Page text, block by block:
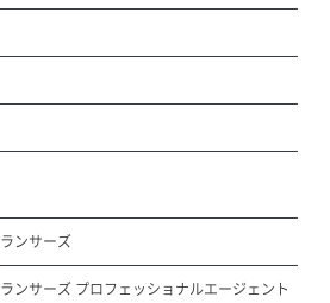
ランサーズ
ランサーズ プロフェッショナルエージェント